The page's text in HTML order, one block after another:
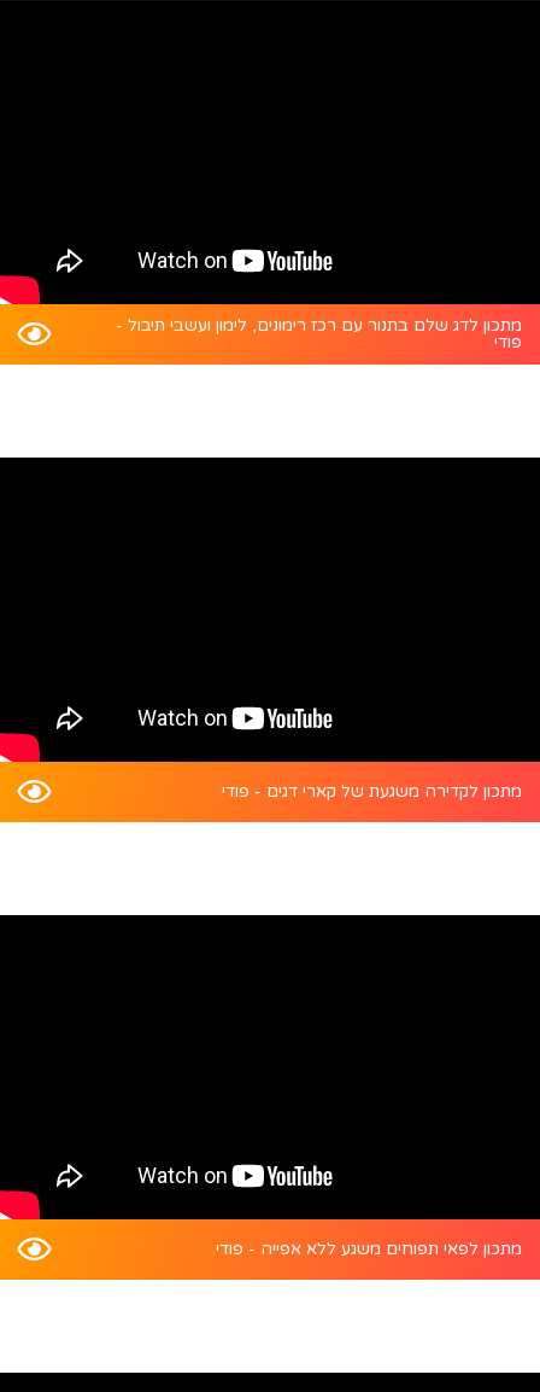
מתכון לדג שלם בתנור עם רכז רימונים, לימון ועשבי תיבול -
פודי
מתכון לקדירה משגעת של קארי דגים - פודי
מתכון לפאי תפוחים משגע ללא אפייה - פודי